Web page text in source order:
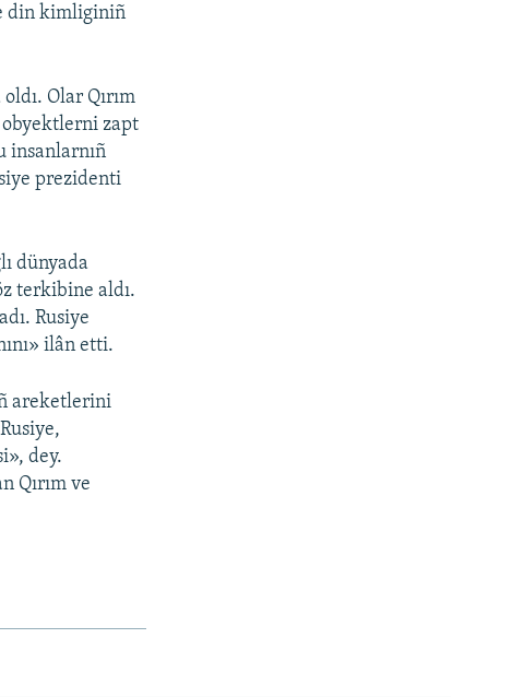
din kimliginiñ
Olar Qırım
obyektlerni zapt
insanlarnıñ
prezidenti
dünyada
terkibine aldı.
Rusiye
ilân etti.
areketlerini
dey.
Qırım ve